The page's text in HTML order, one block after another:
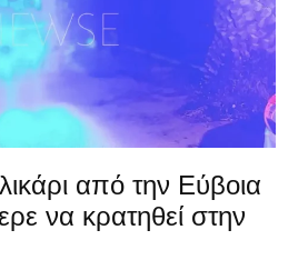
από την Εύβοια
να κρατηθεί στην